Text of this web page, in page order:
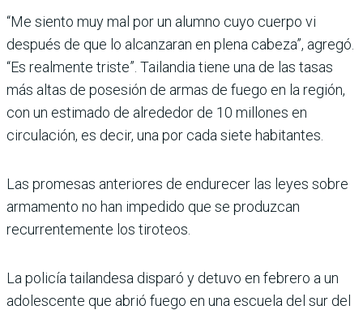
“Me siento muy mal por un alumno cuyo cuerpo vi
después de que lo alcanzaran en plena cabeza”, agregó.
“Es realmente triste”. Tailandia tiene una de las tasas
más altas de posesión de armas de fuego en la región,
con un estimado de alrededor de 10 millones en
circulación, es decir, una por cada siete habitantes.
Las promesas anteriores de endurecer las leyes sobre
armamento no han impedido que se produzcan
recurrentemente los tiroteos.
La policía tailandesa disparó y detuvo en febrero a un
adolescente que abrió fuego en una escuela del sur del